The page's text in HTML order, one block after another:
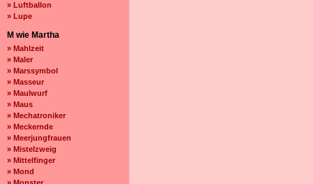
» Luftballon
» Lupe
M wie Martha
» Mahlzeit
» Maler
» Marssymbol
» Masseur
» Maulwurf
» Maus
» Mechatroniker
» Meckernde
» Meerjungfrauen
» Mistelzweig
» Mittelfinger
» Mond